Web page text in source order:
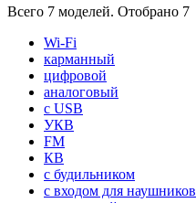
Всего 7 моделей. Отобрано 7
Wi-Fi
карманный
цифровой
аналоговый
c USB
УКВ
FM
КВ
с будильником
с входом для наушников